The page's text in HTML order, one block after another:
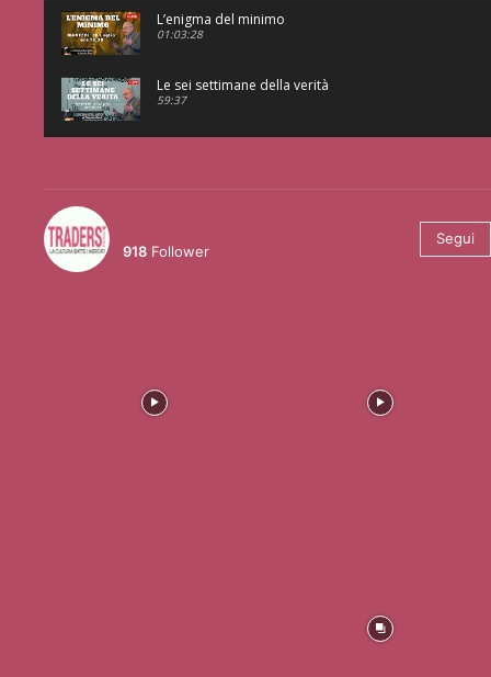
L’enigma del minimo
01:03:28
Le sei settimane della verità
59:37
918 Follower
Segui